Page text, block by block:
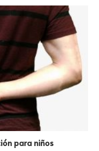
para niños